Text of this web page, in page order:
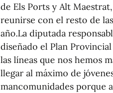
de Els Ports y Alt
reunirse con el resto de
año.La diputada
diseñado el Plan
las líneas que nos hemos
llegar al máximo de
mancomunidades porque